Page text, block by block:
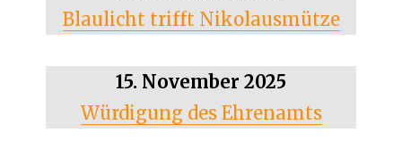
Blaulicht trifft Nikolausmütze
15. November 2025
Würdigung des Ehrenamts